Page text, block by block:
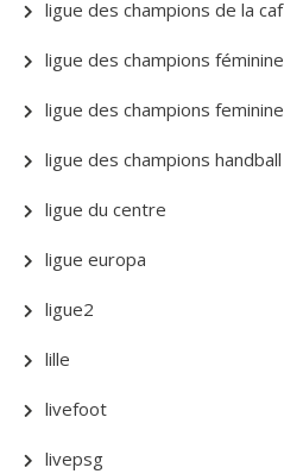
ligue des champions de la caf
ligue des champions féminine
ligue des champions feminine
ligue des champions handball
ligue du centre
ligue europa
ligue2
lille
livefoot
livepsg